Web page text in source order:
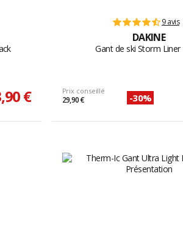
€
9 avis
DAKINE
Gant de ski Storm Liner
Prix conseillé
29,90 € -30%